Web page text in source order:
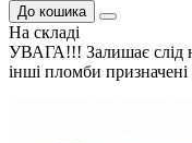
До кошика
На складі
УВАГА!!! Залишає слід
інші пломби призначені